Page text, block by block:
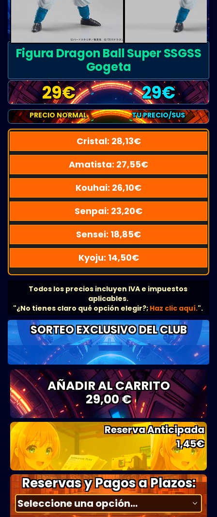
Figura Dragon Ball Super SSGSS
Gogeta
29€ 29€
PRECIO NORMAL TU PRECIO/SUS
Cristal: 28,13€
Amatista: 27,55€
Kouhai: 26,10€
Senpai: 23,20€
Sensei: 18,85€
Kyoju: 14,50€
Todos los precios incluyen IVA e impuestos
aplicables.
"¿No tienes claro qué opción elegir?; Haz clic aquí.".
SORTEO EXCLUSIVO DEL CLUB
AÑADIR AL CARRITO
29,00 €
Reserva Anticipada
1,45€
Reservas y Pagos a Plazos: